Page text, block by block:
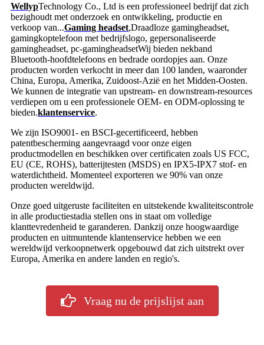
WellypTechnology Co., Ltd is een professioneel bedrijf dat zich
bezighoudt met onderzoek en ontwikkeling, productie en
verkoop van...Gaming headset,Draadloze gamingheadset,
gamingkoptelefoon met bedrijfslogo, gepersonaliseerde
gamingheadset, pc-gamingheadsetWij bieden nekband
Bluetooth-hoofdtelefoons en bedrade oordopjes aan. Onze
producten worden verkocht in meer dan 100 landen, waaronder
China, Europa, Amerika, Zuidoost-Azië en het Midden-Oosten.
We kunnen de integratie van upstream- en downstream-resources
verdiepen om u een professionele OEM- en ODM-oplossing te
bieden.klantenservice.
We zijn ISO9001- en BSCI-gecertificeerd, hebben
patentbescherming aangevraagd voor onze eigen
productmodellen en beschikken over certificaten zoals US FCC,
EU (CE, ROHS), batterijtesten (MSDS) en IPX5-IPX7 stof- en
waterdichtheid. Momenteel exporteren we 90% van onze
producten wereldwijd.
Onze goed uitgeruste faciliteiten en uitstekende kwaliteitscontrole
in alle productiestadia stellen ons in staat om volledige
klanttevredenheid te garanderen. Dankzij onze hoogwaardige
producten en uitmuntende klantenservice hebben we een
wereldwijd verkoopnetwerk opgebouwd dat zich uitstrekt over
Europa, Amerika en andere landen en regio's.
Vraag nu de prijslijst aan